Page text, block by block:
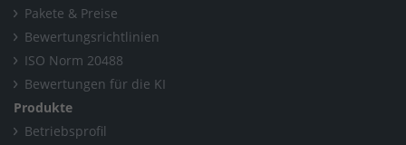
Pakete & Preise
Bewertungsrichtlinien
ISO Norm 20488
Bewertungen für die KI
Produkte
Betriebsprofil